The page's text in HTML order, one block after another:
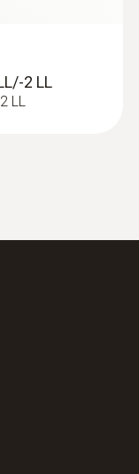
2 LL
LL